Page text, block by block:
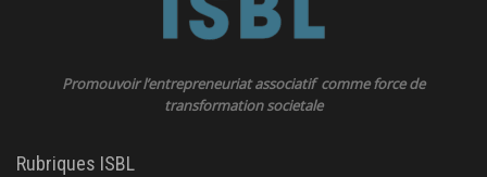
Promouvoir l’entrepreneuriat associatif comme force de
transformation societale
Rubriques ISBL